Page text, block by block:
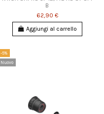
B
62,90 €
Aggiungi al carrello
-5%
Nuovo